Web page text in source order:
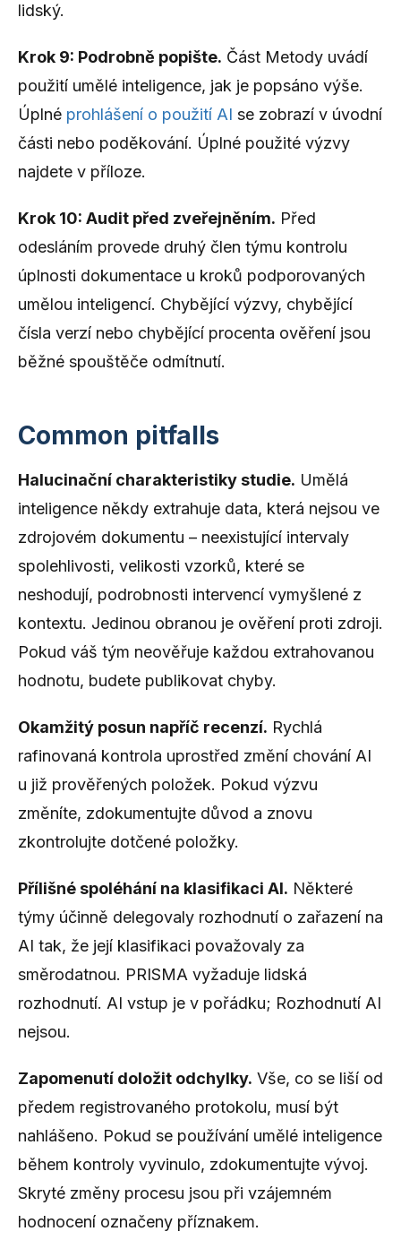
lidský.
Krok 9: Podrobně popište. Část Metody uvádí
použití umělé inteligence, jak je popsáno výše.
Úplné prohlášení o použití AI se zobrazí v úvodní
části nebo poděkování. Úplné použité výzvy
najdete v příloze.
Krok 10: Audit před zveřejněním. Před
odesláním provede druhý člen týmu kontrolu
úplnosti dokumentace u kroků podporovaných
umělou inteligencí. Chybějící výzvy, chybějící
čísla verzí nebo chybějící procenta ověření jsou
běžné spouštěče odmítnutí.
Common pitfalls
Halucinační charakteristiky studie. Umělá
inteligence někdy extrahuje data, která nejsou ve
zdrojovém dokumentu – neexistující intervaly
spolehlivosti, velikosti vzorků, které se
neshodují, podrobnosti intervencí vymyšlené z
kontextu. Jedinou obranou je ověření proti zdroji.
Pokud váš tým neověřuje každou extrahovanou
hodnotu, budete publikovat chyby.
Okamžitý posun napříč recenzí. Rychlá
rafinovaná kontrola uprostřed změní chování AI
u již prověřených položek. Pokud výzvu
změníte, zdokumentujte důvod a znovu
zkontrolujte dotčené položky.
Přílišné spoléhání na klasifikaci AI. Některé
týmy účinně delegovaly rozhodnutí o zařazení na
AI tak, že její klasifikaci považovaly za
směrodatnou. PRISMA vyžaduje lidská
rozhodnutí. AI vstup je v pořádku; Rozhodnutí AI
nejsou.
Zapomenutí doložit odchylky. Vše, co se liší od
předem registrovaného protokolu, musí být
nahlášeno. Pokud se používání umělé inteligence
během kontroly vyvinulo, zdokumentujte vývoj.
Skryté změny procesu jsou při vzájemném
hodnocení označeny příznakem.